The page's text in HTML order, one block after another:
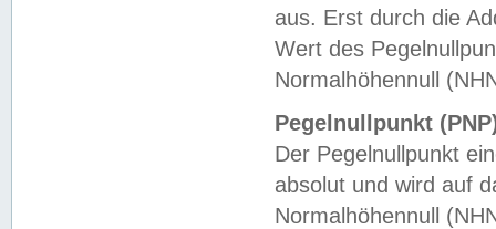
aus. Erst durch die
Wert des
Normalhöhennull
Pegelnullpunkt
Der Pegelnullpunkt
absolut und wird auf
Normalhöhennull